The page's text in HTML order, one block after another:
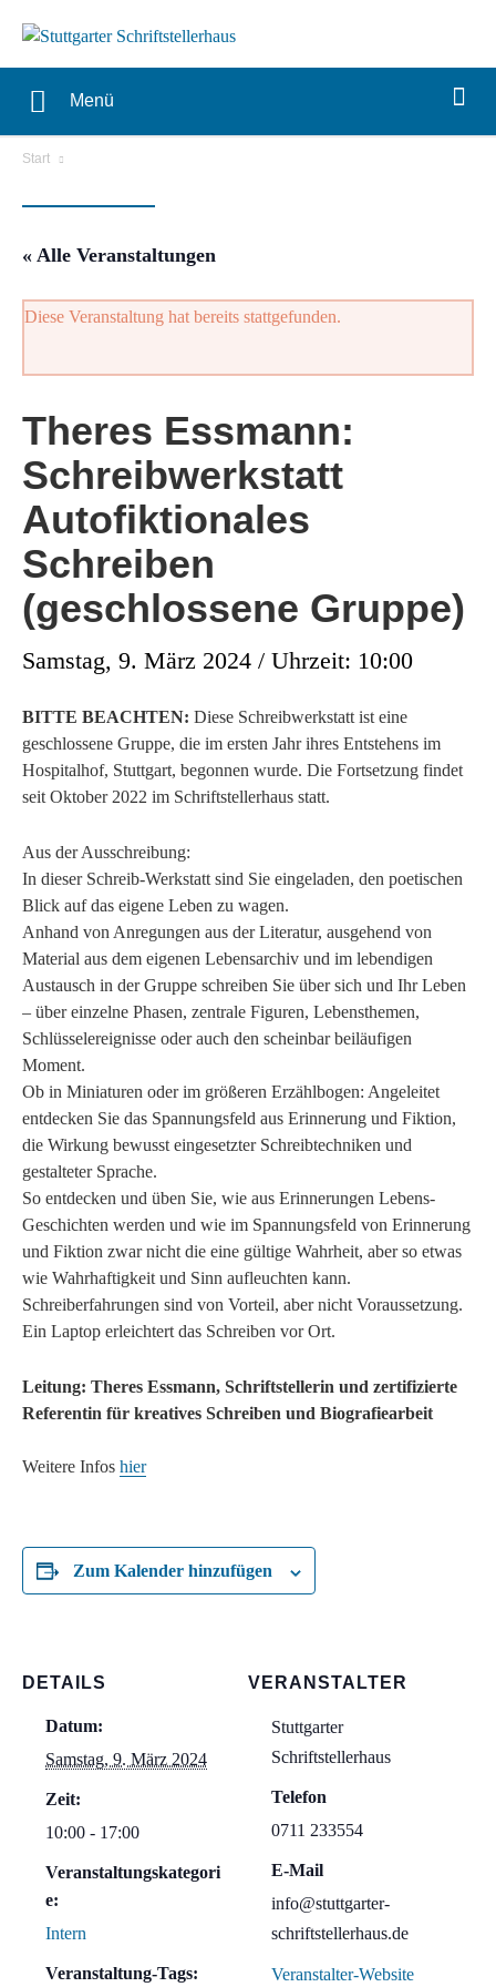
Menü
Start
« Alle Veranstaltungen
Diese Veranstaltung hat bereits stattgefunden.
Theres Essmann:
Schreibwerkstatt
Autofiktionales
Schreiben
(geschlossene Gruppe)
Samstag, 9. März 2024 / Uhrzeit: 10:00
BITTE BEACHTEN: Diese Schreibwerkstatt ist eine
geschlossene Gruppe, die im ersten Jahr ihres Entstehens im
Hospitalhof, Stuttgart, begonnen wurde. Die Fortsetzung findet
seit Oktober 2022 im Schriftstellerhaus statt.
Aus der Ausschreibung:
In dieser Schreib-Werkstatt sind Sie eingeladen, den poetischen
Blick auf das eigene Leben zu wagen.
Anhand von Anregungen aus der Literatur, ausgehend von
Material aus dem eigenen Lebensarchiv und im lebendigen
Austausch in der Gruppe schreiben Sie über sich und Ihr Leben
– über einzelne Phasen, zentrale Figuren, Lebensthemen,
Schlüsselereignisse oder auch den scheinbar beiläufigen
Moment.
Ob in Miniaturen oder im größeren Erzählbogen: Angeleitet
entdecken Sie das Spannungsfeld aus Erinnerung und Fiktion,
die Wirkung bewusst eingesetzter Schreibtechniken und
gestalteter Sprache.
So entdecken und üben Sie, wie aus Erinnerungen Lebens-
Geschichten werden und wie im Spannungsfeld von Erinnerung
und Fiktion zwar nicht die eine gültige Wahrheit, aber so etwas
wie Wahrhaftigkeit und Sinn aufleuchten kann.
Schreiberfahrungen sind von Vorteil, aber nicht Voraussetzung.
Ein Laptop erleichtert das Schreiben vor Ort.
Leitung: Theres Essmann, Schriftstellerin und zertifizierte
Referentin für kreatives Schreiben und Biografiearbeit
Weitere Infos hier
Zum Kalender hinzufügen
DETAILS
Datum:
Samstag, 9. März 2024
Zeit:
10:00 - 17:00
Veranstaltungskategori
e:
Intern
Veranstaltung-Tags:
VERANSTALTER
Stuttgarter
Schriftstellerhaus
Telefon
0711 233554
E-Mail
info@stuttgarter-
schriftstellerhaus.de
Veranstalter-Website